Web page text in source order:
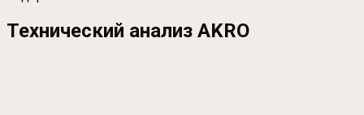
Технический анализ AKRO